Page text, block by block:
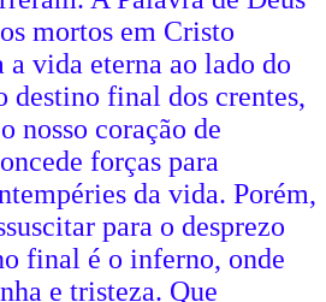
mortos em Cristo
a vida eterna ao lado do
destino final dos crentes,
nosso coração de
forças para
da vida. Porém,
para o desprezo
final é o inferno, onde
e tristeza. Que